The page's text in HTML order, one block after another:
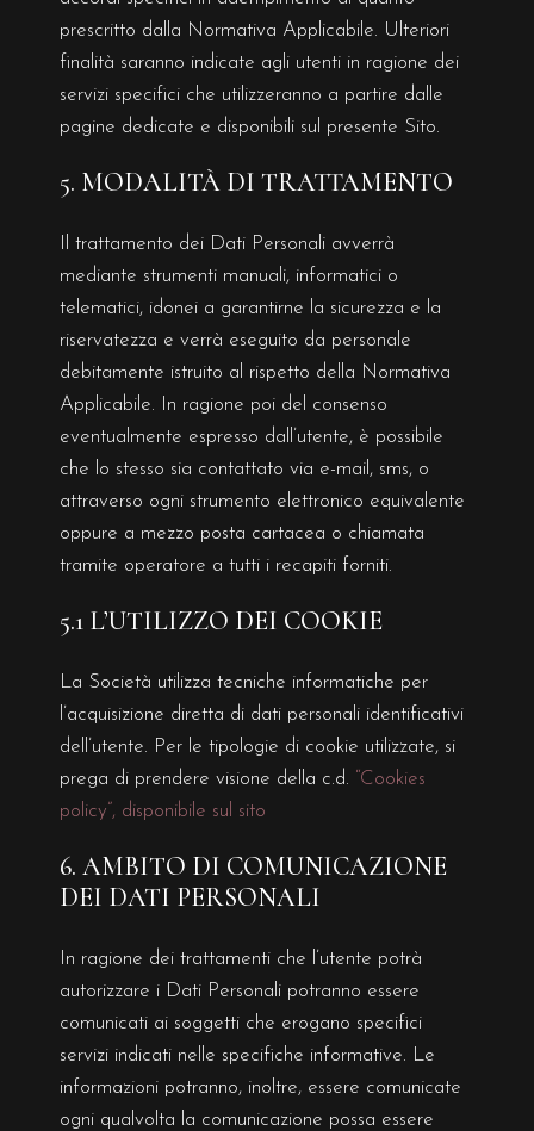
prescritto dalla Normativa Applicabile. Ulteriori
finalità saranno indicate agli utenti in ragione dei
servizi specifici che utilizzeranno a partire dalle
pagine dedicate e disponibili sul presente Sito.
5. MODALITÀ DI TRATTAMENTO
Il trattamento dei Dati Personali avverrà
mediante strumenti manuali, informatici o
telematici, idonei a garantirne la sicurezza e la
riservatezza e verrà eseguito da personale
debitamente istruito al rispetto della Normativa
Applicabile. In ragione poi del consenso
eventualmente espresso dall’utente, è possibile
che lo stesso sia contattato via e-mail, sms, o
attraverso ogni strumento elettronico equivalente
oppure a mezzo posta cartacea o chiamata
tramite operatore a tutti i recapiti forniti.
5.1 L’UTILIZZO DEI COOKIE
La Società utilizza tecniche informatiche per
l’acquisizione diretta di dati personali identificativi
dell’utente. Per le tipologie di cookie utilizzate, si
prega di prendere visione della c.d. “Cookies
policy”, disponibile sul sito
6. AMBITO DI COMUNICAZIONE
DEI DATI PERSONALI
In ragione dei trattamenti che l’utente potrà
autorizzare i Dati Personali potranno essere
comunicati ai soggetti che erogano specifici
servizi indicati nelle specifiche informative. Le
informazioni potranno, inoltre, essere comunicate
ogni qualvolta la comunicazione possa essere